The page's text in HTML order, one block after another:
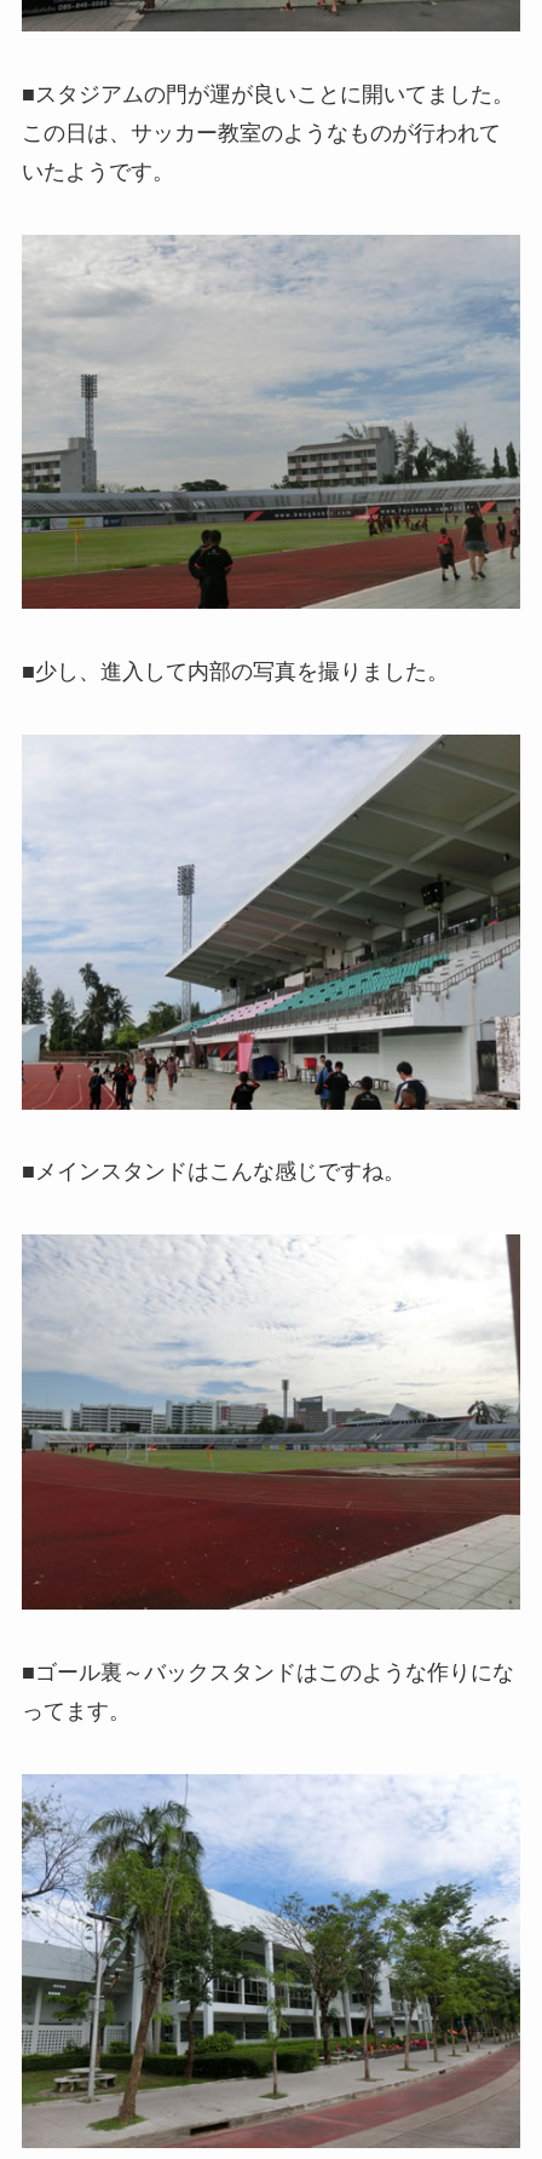
■スタジアムの門が運が良いことに開いてました。
この日は、サッカー教室のようなものが行われて
いたようです。
■少し、進入して内部の写真を撮りました。
■メインスタンドはこんな感じですね。
■ゴール裏～バックスタンドはこのような作りにな
ってます。